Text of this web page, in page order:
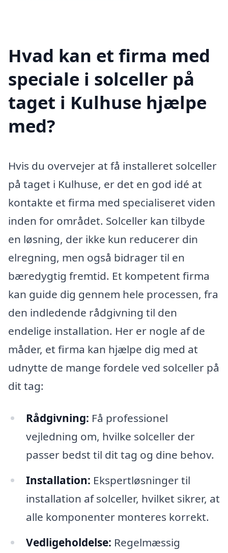
Hvad kan et firma med
speciale i solceller på
taget i Kulhuse hjælpe
med?
Hvis du overvejer at få installeret solceller
på taget i Kulhuse, er det en god idé at
kontakte et firma med specialiseret viden
inden for området. Solceller kan tilbyde
en løsning, der ikke kun reducerer din
elregning, men også bidrager til en
bæredygtig fremtid. Et kompetent firma
kan guide dig gennem hele processen, fra
den indledende rådgivning til den
endelige installation. Her er nogle af de
måder, et firma kan hjælpe dig med at
udnytte de mange fordele ved solceller på
dit tag:
Rådgivning: Få professionel
vejledning om, hvilke solceller der
passer bedst til dit tag og dine behov.
Installation: Ekspertløsninger til
installation af solceller, hvilket sikrer, at
alle komponenter monteres korrekt.
Vedligeholdelse: Regelmæssig